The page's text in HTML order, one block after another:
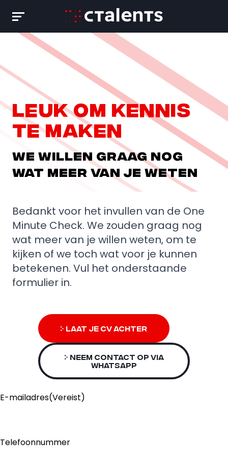
content
Leuk om kennis
te maken
We willen graag nog
wat meer van je weten
Bedankt voor het invullen van de One
Minute Check. We zouden graag nog
wat meer van je willen weten, om te
kijken of we toch wat voor je kunnen
betekenen. Vul het onderstaande
formulier in.
Laat je CV achter
Neem contact op via
WhatsApp
E-mailadres(Vereist)
Telefoonnummer